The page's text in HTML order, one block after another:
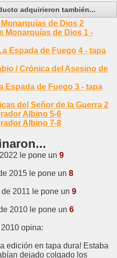
adquirieron también...
de Dios 2
Monarquías de Dios 1 -
Espada de Fuego 4 - tapa
/ Crónica del Asesino de
Espada de Fuego 3 - tapa
del Señor de la Guerra 2
Albino 5-6
Albino 7-8
le pone un 9
2015 le pone un 8
2011 le pone un 9
2010 le pone un 6
opina:
edición en tapa dura! Estaba
dejado colgado los